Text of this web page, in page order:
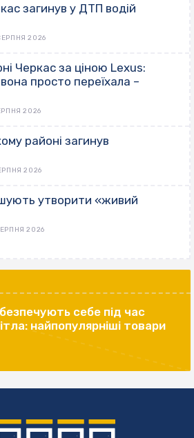
загинув у ДТП водій
2026
Черкас за ціною Lexus:
просто переїхала –
2026
районі загинув
2026
утворити «живий
2026
себе під час
найпопулярніші товари